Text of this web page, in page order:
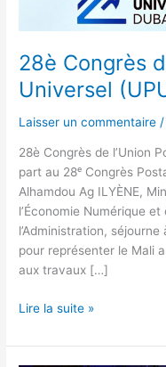
28è Congrès
Universel
Laisser un commentaire
28è Congrès de l’Union
part au 28ᵉ Congrès
Alhamdou Ag ILYÈNE,
l’Économie Numérique
l’Administration,
pour représenter le Mali
aux travaux […]
Lire la suite »